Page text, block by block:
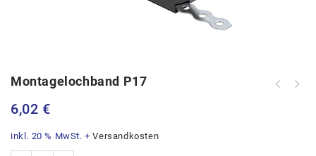
Montagelochband P17
6,02 €
inkl. 20 % MwSt. +Versandkosten